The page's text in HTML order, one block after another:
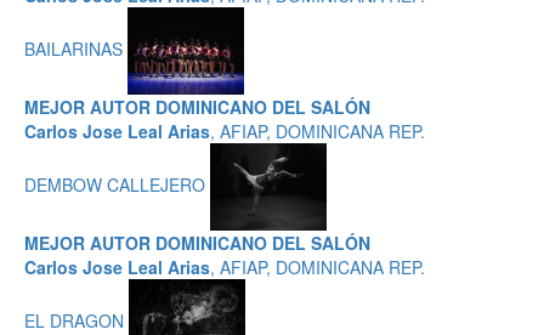
BAILARINAS
MEJOR AUTOR DOMINICANO DEL SALÓN
Carlos Jose Leal Arias, AFIAP, DOMINICANA REP.
DEMBOW CALLEJERO
MEJOR AUTOR DOMINICANO DEL SALÓN
Carlos Jose Leal Arias, AFIAP, DOMINICANA REP.
EL DRAGON